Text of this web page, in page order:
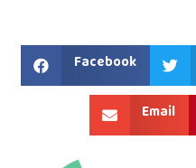
Facebook
Email